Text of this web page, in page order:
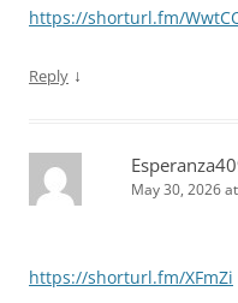
https://shorturl.fm/
Reply ↓
May 30, 2026
https://shorturl.fm/XFmZi